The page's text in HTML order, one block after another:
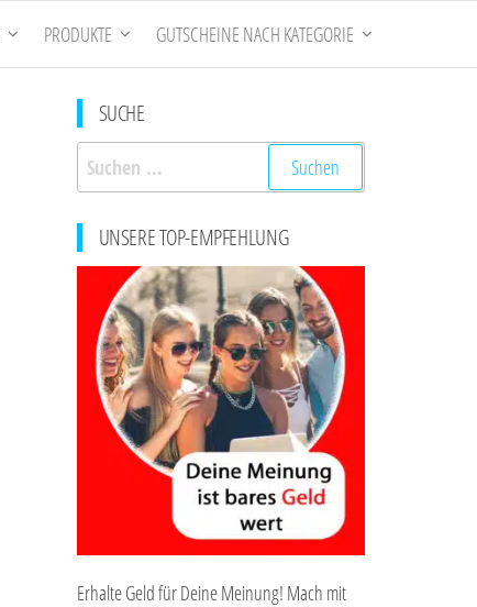
PRODUKTE GUTSCHEINE NACH KATEGORIE
SUCHE
Suchen
nach:
UNSERE TOP-EMPFEHLUNG
Erhalte Geld für Deine Meinung! Mach mit